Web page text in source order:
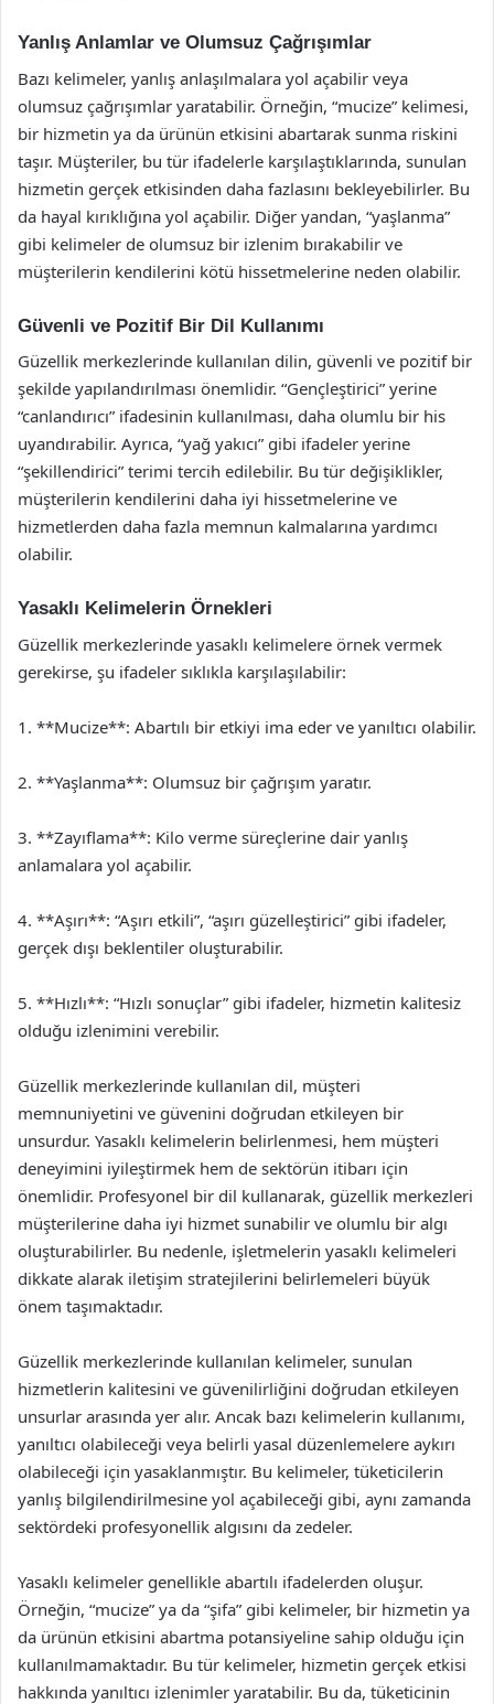
Yanlış Anlamlar ve Olumsuz Çağrışımlar
Bazı kelimeler, yanlış anlaşılmalara yol açabilir veya
olumsuz çağrışımlar yaratabilir. Örneğin, “mucize” kelimesi,
bir hizmetin ya da ürünün etkisini abartarak sunma riskini
taşır. Müşteriler, bu tür ifadelerle karşılaştıklarında, sunulan
hizmetin gerçek etkisinden daha fazlasını bekleyebilirler. Bu
da hayal kırıklığına yol açabilir. Diğer yandan, “yaşlanma”
gibi kelimeler de olumsuz bir izlenim bırakabilir ve
müşterilerin kendilerini kötü hissetmelerine neden olabilir.
Güvenli ve Pozitif Bir Dil Kullanımı
Güzellik merkezlerinde kullanılan dilin, güvenli ve pozitif bir
şekilde yapılandırılması önemlidir. “Gençleştirici” yerine
“canlandırıcı” ifadesinin kullanılması, daha olumlu bir his
uyandırabilir. Ayrıca, “yağ yakıcı” gibi ifadeler yerine
“şekillendirici” terimi tercih edilebilir. Bu tür değişiklikler,
müşterilerin kendilerini daha iyi hissetmelerine ve
hizmetlerden daha fazla memnun kalmalarına yardımcı
olabilir.
Yasaklı Kelimelerin Örnekleri
Güzellik merkezlerinde yasaklı kelimelere örnek vermek
gerekirse, şu ifadeler sıklıkla karşılaşılabilir:
1. **Mucize**: Abartılı bir etkiyi ima eder ve yanıltıcı olabilir.
2. **Yaşlanma**: Olumsuz bir çağrışım yaratır.
3. **Zayıflama**: Kilo verme süreçlerine dair yanlış
anlamalara yol açabilir.
4. **Aşırı**: “Aşırı etkili”, “aşırı güzelleştirici” gibi ifadeler,
gerçek dışı beklentiler oluşturabilir.
5. **Hızlı**: “Hızlı sonuçlar” gibi ifadeler, hizmetin kalitesiz
olduğu izlenimini verebilir.
Güzellik merkezlerinde kullanılan dil, müşteri
memnuniyetini ve güvenini doğrudan etkileyen bir
unsurdur. Yasaklı kelimelerin belirlenmesi, hem müşteri
deneyimini iyileştirmek hem de sektörün itibarı için
önemlidir. Profesyonel bir dil kullanarak, güzellik merkezleri
müşterilerine daha iyi hizmet sunabilir ve olumlu bir algı
oluşturabilirler. Bu nedenle, işletmelerin yasaklı kelimeleri
dikkate alarak iletişim stratejilerini belirlemeleri büyük
önem taşımaktadır.
Güzellik merkezlerinde kullanılan kelimeler, sunulan
hizmetlerin kalitesini ve güvenilirliğini doğrudan etkileyen
unsurlar arasında yer alır. Ancak bazı kelimelerin kullanımı,
yanıltıcı olabileceği veya belirli yasal düzenlemelere aykırı
olabileceği için yasaklanmıştır. Bu kelimeler, tüketicilerin
yanlış bilgilendirilmesine yol açabileceği gibi, aynı zamanda
sektördeki profesyonellik algısını da zedeler.
Yasaklı kelimeler genellikle abartılı ifadelerden oluşur.
Örneğin, “mucize” ya da “şifa” gibi kelimeler, bir hizmetin ya
da ürünün etkisini abartma potansiyeline sahip olduğu için
kullanılmamaktadır. Bu tür kelimeler, hizmetin gerçek etkisi
hakkında yanıltıcı izlenimler yaratabilir. Bu da, tüketicinin